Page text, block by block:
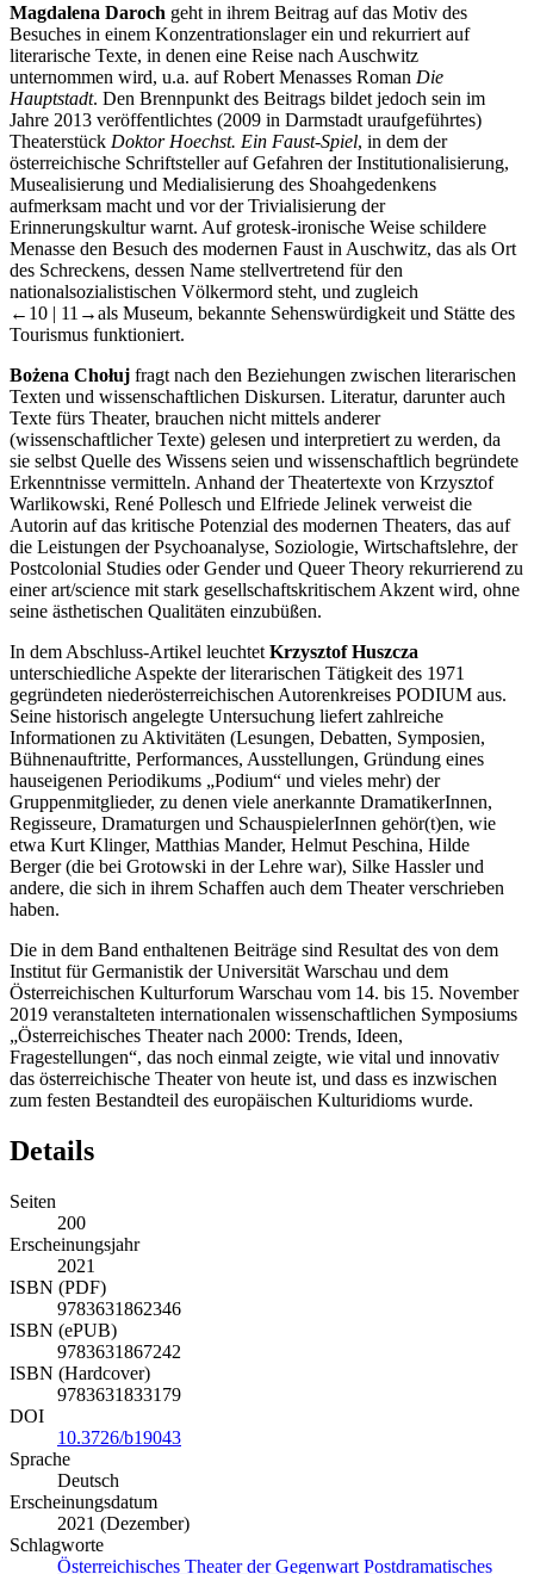
Magdalena Daroch geht in ihrem Beitrag auf das Motiv des
Besuches in einem Konzentrationslager ein und rekurriert auf
literarische Texte, in denen eine Reise nach Auschwitz
unternommen wird, u.a. auf Robert Menasses Roman Die
Hauptstadt. Den Brennpunkt des Beitrags bildet jedoch sein im
Jahre 2013 veröffentlichtes (2009 in Darmstadt uraufgeführtes)
Theaterstück Doktor Hoechst. Ein Faust-Spiel, in dem der
österreichische Schriftsteller auf Gefahren der Institutionalisierung,
Musealisierung und Medialisierung des Shoahgedenkens
aufmerksam macht und vor der Trivialisierung der
Erinnerungskultur warnt. Auf grotesk-ironische Weise schildere
Menasse den Besuch des modernen Faust in Auschwitz, das als Ort
des Schreckens, dessen Name stellvertretend für den
nationalsozialistischen Völkermord steht, und zugleich
←10 | 11→als Museum, bekannte Sehenswürdigkeit und Stätte des
Tourismus funktioniert.
Bożena Chołuj fragt nach den Beziehungen zwischen literarischen
Texten und wissenschaftlichen Diskursen. Literatur, darunter auch
Texte fürs Theater, brauchen nicht mittels anderer
(wissenschaftlicher Texte) gelesen und interpretiert zu werden, da
sie selbst Quelle des Wissens seien und wissenschaftlich begründete
Erkenntnisse vermitteln. Anhand der Theatertexte von Krzysztof
Warlikowski, René Pollesch und Elfriede Jelinek verweist die
Autorin auf das kritische Potenzial des modernen Theaters, das auf
die Leistungen der Psychoanalyse, Soziologie, Wirtschaftslehre, der
Postcolonial Studies oder Gender und Queer Theory rekurrierend zu
einer art/science mit stark gesellschaftskritischem Akzent wird, ohne
seine ästhetischen Qualitäten einzubüßen.
In dem Abschluss-Artikel leuchtet Krzysztof Huszcza
unterschiedliche Aspekte der literarischen Tätigkeit des 1971
gegründeten niederösterreichischen Autorenkreises PODIUM aus.
Seine historisch angelegte Untersuchung liefert zahlreiche
Informationen zu Aktivitäten (Lesungen, Debatten, Symposien,
Bühnenauftritte, Performances, Ausstellungen, Gründung eines
hauseigenen Periodikums „Podium“ und vieles mehr) der
Gruppenmitglieder, zu denen viele anerkannte DramatikerInnen,
Regisseure, Dramaturgen und SchauspielerInnen gehör(t)en, wie
etwa Kurt Klinger, Matthias Mander, Helmut Peschina, Hilde
Berger (die bei Grotowski in der Lehre war), Silke Hassler und
andere, die sich in ihrem Schaffen auch dem Theater verschrieben
haben.
Die in dem Band enthaltenen Beiträge sind Resultat des von dem
Institut für Germanistik der Universität Warschau und dem
Österreichischen Kulturforum Warschau vom 14. bis 15. November
2019 veranstalteten internationalen wissenschaftlichen Symposiums
„Österreichisches Theater nach 2000: Trends, Ideen,
Fragestellungen“, das noch einmal zeigte, wie vital und innovativ
das österreichische Theater von heute ist, und dass es inzwischen
zum festen Bestandteil des europäischen Kulturidioms wurde.
Details
Seiten
200
Erscheinungsjahr
2021
ISBN (PDF)
9783631862346
ISBN (ePUB)
9783631867242
ISBN (Hardcover)
9783631833179
DOI
10.3726/b19043
Sprache
Deutsch
Erscheinungsdatum
2021 (Dezember)
Schlagworte
Österreichisches Theater der Gegenwart Postdramatisches